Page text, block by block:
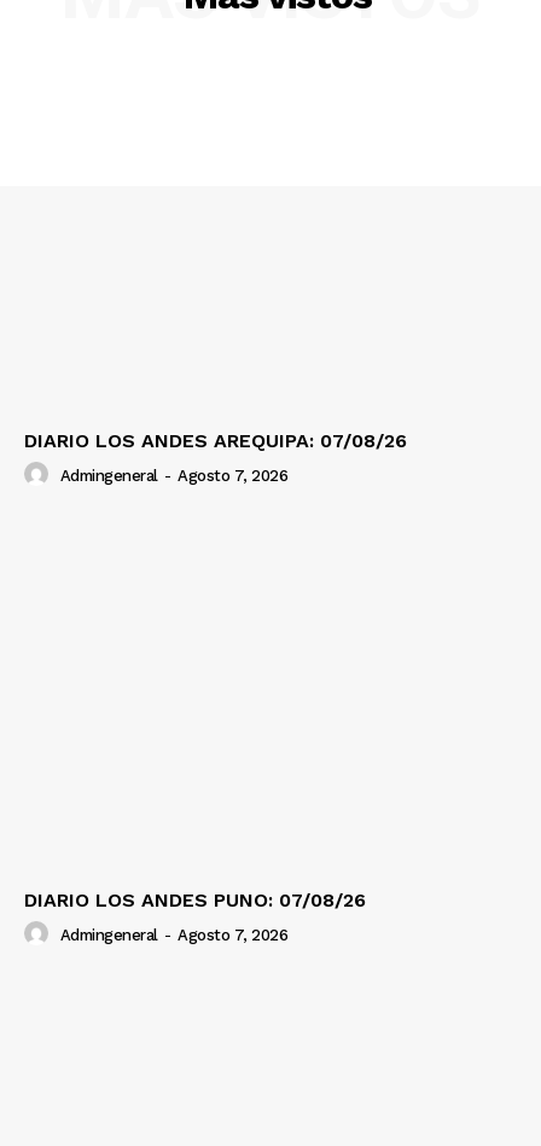
DIARIO LOS ANDES AREQUIPA: 07/08/26
Admingeneral - Agosto 7, 2026
DIARIO LOS ANDES PUNO: 07/08/26
Admingeneral - Agosto 7, 2026